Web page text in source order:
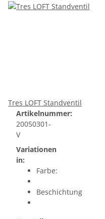
Tres LOFT Standventil
Artikelnummer:
20050301-
V
Variationen
in:
Farbe:
Beschichtung